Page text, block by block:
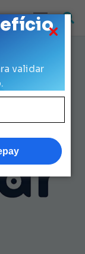
validar
Guia
e